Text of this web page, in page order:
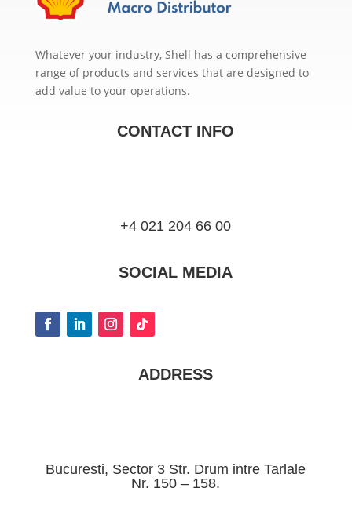
Whatever your industry, Shell has a comprehensive
range of products and services that are designed to
add value to your operations.
CONTACT INFO
+4 021 204 66 00
SOCIAL MEDIA
ADDRESS
Bucuresti, Sector 3 Str. Drum intre Tarlale
Nr. 150 – 158.